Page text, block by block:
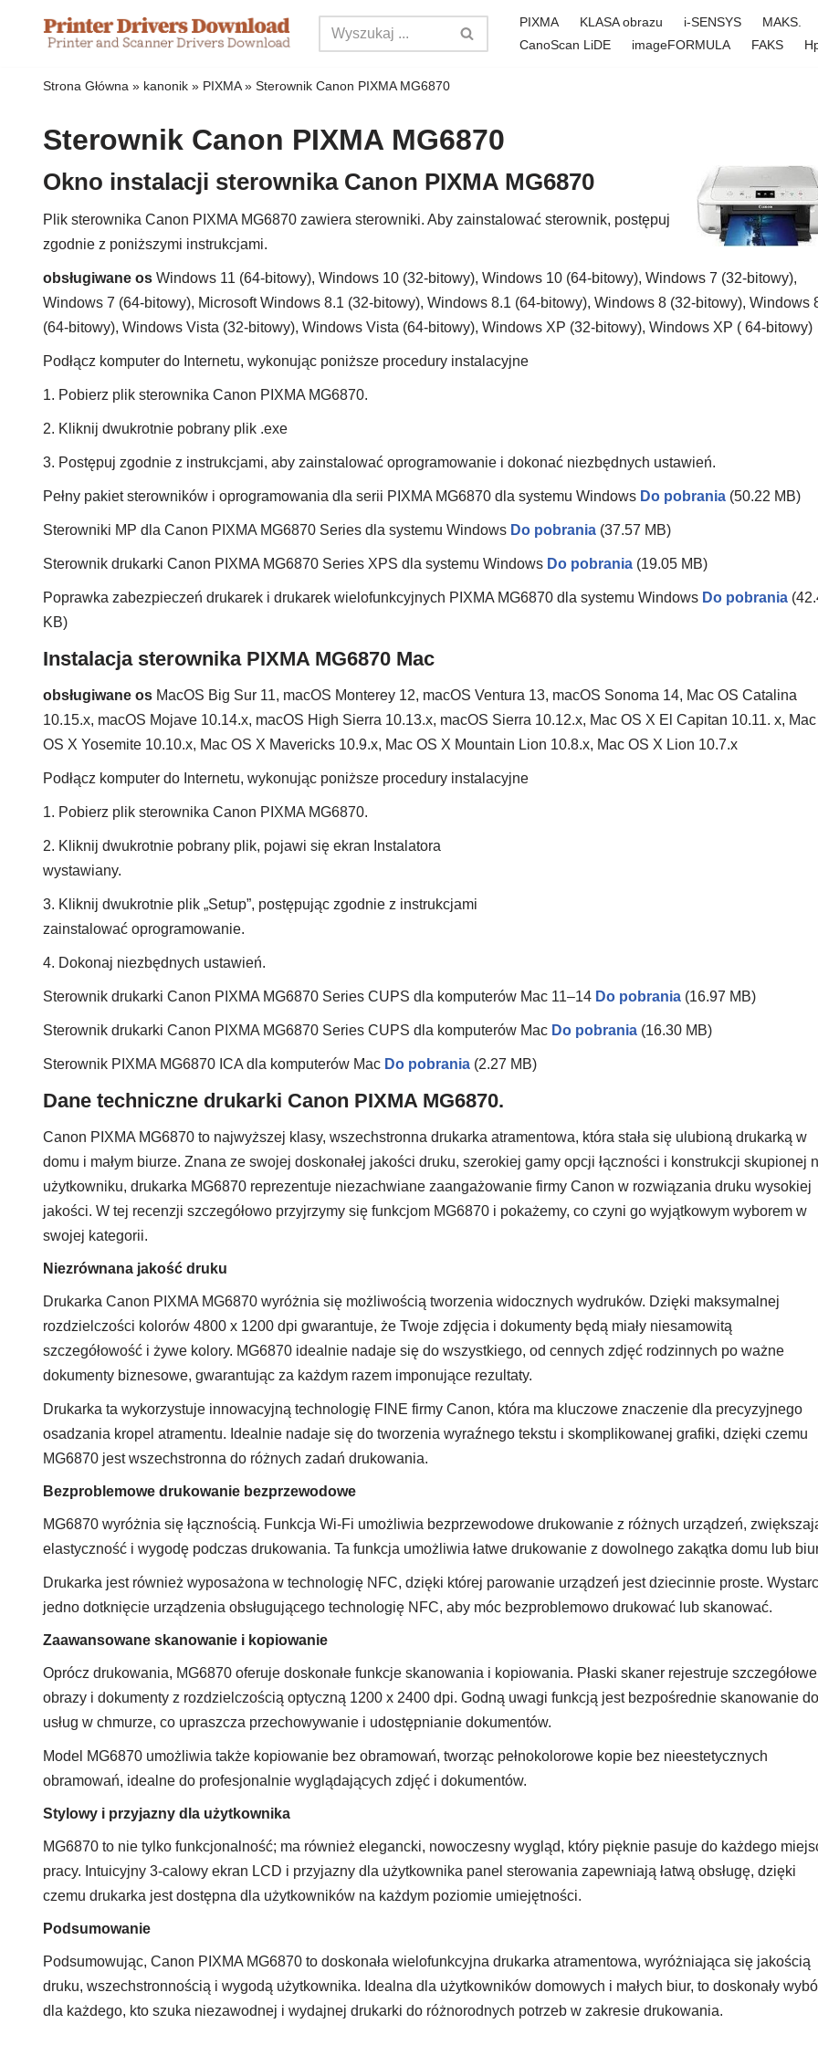
Przejdź
PIXMA KLASA obrazu i-SENSYS
MAKS.
CanoScan LiDE
imageFORMULA FAKS
Strona Główna » kanonik » PIXMA» Sterownik Canon PIXMA MG6870
Sterownik Canon PIXMA MG6870
Okno instalacji sterownika Canon PIXMA MG6870
Plik sterownika Canon PIXMA MG6870 zawiera sterowniki. Aby zainstalować sterownik, postępuj
zgodnie z poniższymi instrukcjami.
obsługiwane os Windows 11 (64-bitowy), Windows 10 (32-bitowy), Windows 10 (64-bitowy), Windows 7 (32-bitowy),
Windows 7 (64-bitowy), Microsoft Windows 8.1 (32-bitowy), Windows 8.1 (64-bitowy), Windows 8 (32-bitowy), Windows
(64-bitowy), Windows Vista (32-bitowy), Windows Vista (64-bitowy), Windows XP (32-bitowy), Windows XP ( 64-bitowy)
Podłącz komputer do Internetu, wykonując poniższe procedury instalacyjne
1. Pobierz plik sterownika Canon PIXMA MG6870.
2. Kliknij dwukrotnie pobrany plik .exe
3. Postępuj zgodnie z instrukcjami, aby zainstalować oprogramowanie i dokonać niezbędnych ustawień.
Pełny pakiet sterowników i oprogramowania dla serii PIXMA MG6870 dla systemu Windows Do pobrania (50.22 MB)
Sterowniki MP dla Canon PIXMA MG6870 Series dla systemu Windows Do pobrania (37.57 MB)
Sterownik drukarki Canon PIXMA MG6870 Series XPS dla systemu Windows Do pobrania (19.05 MB)
Poprawka zabezpieczeń drukarek i drukarek wielofunkcyjnych PIXMA MG6870 dla systemu Windows Do pobrania
KB)
Instalacja sterownika PIXMA MG6870 Mac
obsługiwane os MacOS Big Sur 11, macOS Monterey 12, macOS Ventura 13, macOS Sonoma 14, Mac OS Catalina
10.15.x, macOS Mojave 10.14.x, macOS High Sierra 10.13.x, macOS Sierra 10.12.x, Mac OS X El Capitan 10.11. x, Mac
OS X Yosemite 10.10.x, Mac OS X Mavericks 10.9.x, Mac OS X Mountain Lion 10.8.x, Mac OS X Lion 10.7.x
Podłącz komputer do Internetu, wykonując poniższe procedury instalacyjne
1. Pobierz plik sterownika Canon PIXMA MG6870.
2. Kliknij dwukrotnie pobrany plik, pojawi się ekran Instalatora
wystawiany.
3. Kliknij dwukrotnie plik „Setup”, postępując zgodnie z instrukcjami
zainstalować oprogramowanie.
4. Dokonaj niezbędnych ustawień.
Sterownik drukarki Canon PIXMA MG6870 Series CUPS dla komputerów Mac 11–14 Do pobrania (16.97 MB)
Sterownik drukarki Canon PIXMA MG6870 Series CUPS dla komputerów Mac Do pobrania (16.30 MB)
Sterownik PIXMA MG6870 ICA dla komputerów Mac Do pobrania (2.27 MB)
Dane techniczne drukarki Canon PIXMA MG6870.
Canon PIXMA MG6870 to najwyższej klasy, wszechstronna drukarka atramentowa, która stała się ulubioną drukarką w
domu i małym biurze. Znana ze swojej doskonałej jakości druku, szerokiej gamy opcji łączności i konstrukcji skupionej
użytkowniku, drukarka MG6870 reprezentuje niezachwiane zaangażowanie firmy Canon w rozwiązania druku wysokiej
jakości. W tej recenzji szczegółowo przyjrzymy się funkcjom MG6870 i pokażemy, co czyni go wyjątkowym wyborem w
swojej kategorii.
Niezrównana jakość druku
Drukarka Canon PIXMA MG6870 wyróżnia się możliwością tworzenia widocznych wydruków. Dzięki maksymalnej
rozdzielczości kolorów 4800 x 1200 dpi gwarantuje, że Twoje zdjęcia i dokumenty będą miały niesamowitą
szczegółowość i żywe kolory. MG6870 idealnie nadaje się do wszystkiego, od cennych zdjęć rodzinnych po ważne
dokumenty biznesowe, gwarantując za każdym razem imponujące rezultaty.
Drukarka ta wykorzystuje innowacyjną technologię FINE firmy Canon, która ma kluczowe znaczenie dla precyzyjnego
osadzania kropel atramentu. Idealnie nadaje się do tworzenia wyraźnego tekstu i skomplikowanej grafiki, dzięki czemu
MG6870 jest wszechstronna do różnych zadań drukowania.
Bezproblemowe drukowanie bezprzewodowe
MG6870 wyróżnia się łącznością. Funkcja Wi-Fi umożliwia bezprzewodowe drukowanie z różnych urządzeń,
elastyczność i wygodę podczas drukowania. Ta funkcja umożliwia łatwe drukowanie z dowolnego zakątka domu lub
Drukarka jest również wyposażona w technologię NFC, dzięki której parowanie urządzeń jest dziecinnie proste.
jedno dotknięcie urządzenia obsługującego technologię NFC, aby móc bezproblemowo drukować lub skanować.
Zaawansowane skanowanie i kopiowanie
Oprócz drukowania, MG6870 oferuje doskonałe funkcje skanowania i kopiowania. Płaski skaner rejestruje szczegółowe
obrazy i dokumenty z rozdzielczością optyczną 1200 x 2400 dpi. Godną uwagi funkcją jest bezpośrednie skanowanie do
usług w chmurze, co upraszcza przechowywanie i udostępnianie dokumentów.
Model MG6870 umożliwia także kopiowanie bez obramowań, tworząc pełnokolorowe kopie bez nieestetycznych
obramowań, idealne do profesjonalnie wyglądających zdjęć i dokumentów.
Stylowy i przyjazny dla użytkownika
MG6870 to nie tylko funkcjonalność; ma również elegancki, nowoczesny wygląd, który pięknie pasuje do każdego
pracy. Intuicyjny 3-calowy ekran LCD i przyjazny dla użytkownika panel sterowania zapewniają łatwą obsługę, dzięki
czemu drukarka jest dostępna dla użytkowników na każdym poziomie umiejętności.
Podsumowanie
Podsumowując, Canon PIXMA MG6870 to doskonała wielofunkcyjna drukarka atramentowa, wyróżniająca się jakością
druku, wszechstronnością i wygodą użytkownika. Idealna dla użytkowników domowych i małych biur, to doskonały
dla każdego, kto szuka niezawodnej i wydajnej drukarki do różnorodnych potrzeb w zakresie drukowania.